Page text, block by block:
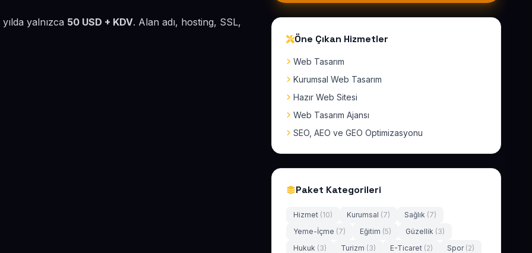
yalnızca 50 USD + KDV. Alan adı, hosting, SSL,
Öne Çıkan Hizmetler
Web Tasarım
Kurumsal Web Tasarım
Hazır Web Sitesi
Web Tasarım Ajansı
SEO, AEO ve GEO Optimizasyonu
Paket Kategorileri
Hizmet (10) Kurumsal (7) Sağlık (7)
Yeme-İçme (7) Eğitim (5) Güzellik (3)
Hukuk (3) Turizm (3) E-Ticaret (2) Spor (2)